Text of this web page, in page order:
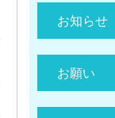
お知らせ
お願い